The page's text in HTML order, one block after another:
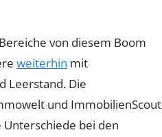
von diesem Boom
weiterhin mit
Leerstand. Die
und
bei den